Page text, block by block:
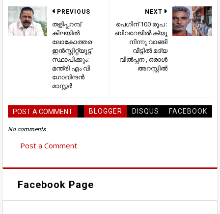
NEXT
പെഗിന് 100 രൂപ :
ബിവറേജിൽ ക്യൂ
നിന്നു വാങ്ങി
വീട്ടിൽ മദ്യ
വിൽപ്പന , ഒരാൾ
അറസ്റ്റിൽ
PREVIOUS
തളിപ്പറമ്പ്
കിലയില്‍
ലോകോത്തര
ഇന്‍സ്റ്റിറ്റ്യൂട്ട്
സ്ഥാപിക്കും:
മന്ത്രി എം വി
ഗോവിന്ദന്‍
മാസ്റ്റര്‍
POST A COMMENT BLOGGER DISQUS FACEBOOK
No comments
Post a Comment
Facebook Page